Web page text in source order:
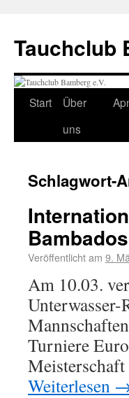
Tauchclub
Start
Über
uns
Schlagwort-
Bambados
Veröffentlicht am 9.
Am 10.03.
Turniere
Weiterlesen